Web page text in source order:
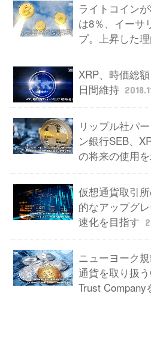
ライトコイン
は8％、イーサ
プ。上昇した
XRP、時価総
日間維持
リップル社パ
ン銀行SEB、
の将来の使用
仮想通貨取引
的なアップグ
速化を目指す
ニューヨーク
通貨を取り扱
Trust Company